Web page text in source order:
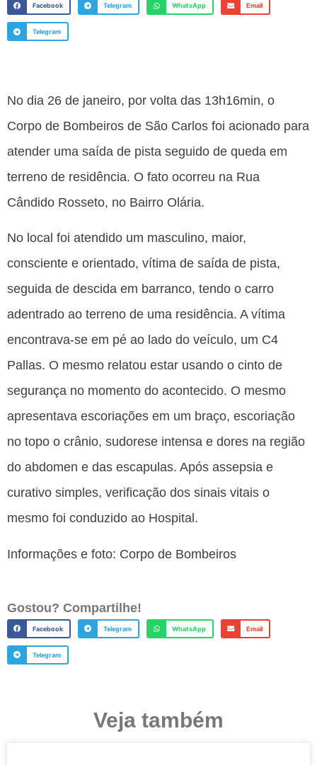
Facebook Telegram WhatsApp Email
Telegram
No dia 26 de janeiro, por volta das 13h16min, o
Corpo de Bombeiros de São Carlos foi acionado para
atender uma saída de pista seguido de queda em
terreno de residência. O fato ocorreu na Rua
Cândido Rosseto, no Bairro Olária.
No local foi atendido um masculino, maior,
consciente e orientado, vítima de saída de pista,
seguida de descida em barranco, tendo o carro
adentrado ao terreno de uma residência. A vítima
encontrava-se em pé ao lado do veículo, um C4
Pallas. O mesmo relatou estar usando o cinto de
segurança no momento do acontecido. O mesmo
apresentava escoriações em um braço, escoriação
no topo o crânio, sudorese intensa e dores na região
do abdomen e das escapulas. Após assepsia e
curativo simples, verificação dos sinais vitais o
mesmo foi conduzido ao Hospital.
Informações e foto: Corpo de Bombeiros
Gostou? Compartilhe!
Facebook Telegram WhatsApp Email
Telegram
Veja também